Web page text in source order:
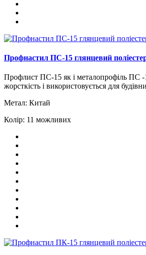
Профнастил ПС-15 глянцевий
Профлист ПС-15 як і металопрофіль ПС
жорсткість і використовується для
Метал: Китай
Колір: 11 можливих